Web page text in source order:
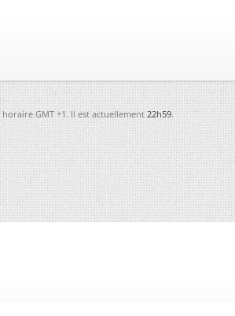
horaire GMT +1. Il est actuellement22h59.